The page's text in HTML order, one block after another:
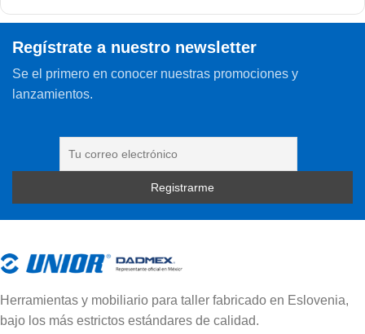
Regístrate a nuestro newsletter
Se el primero en conocer nuestras promociones y
lanzamientos.
Herramientas y mobiliario para taller fabricado en Eslovenia,
bajo los más estrictos estándares de calidad.